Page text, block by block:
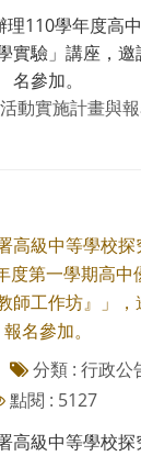
110學年度高
實驗」講座，
名參加。
動實施計畫與
高級中等學校
度第一學期高中
師工作坊』」
報名參加。
分類 : 行政公
點閱 : 5127
高級中等學校